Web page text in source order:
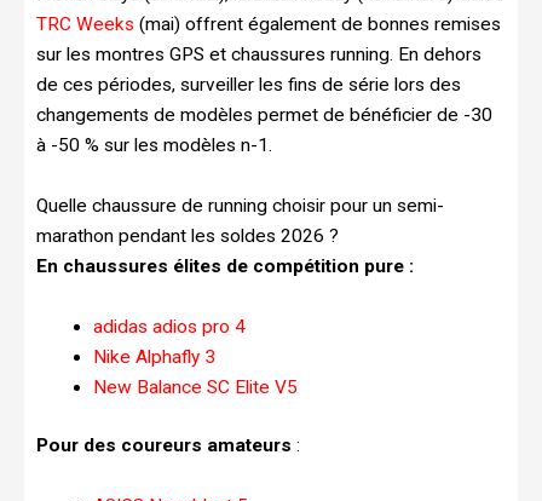
TRC Weeks (mai) offrent également de bonnes remises
sur les montres GPS et chaussures running. En dehors
de ces périodes, surveiller les fins de série lors des
changements de modèles permet de bénéficier de -30
à -50 % sur les modèles n-1.
Quelle chaussure de running choisir pour un semi-
marathon pendant les soldes 2026 ?
En chaussures élites de compétition pure :
adidas adios pro 4
Nike Alphafly 3
New Balance SC Elite V5
Pour des coureurs amateurs :